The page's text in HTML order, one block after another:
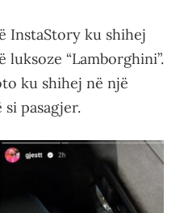
InstaStory ku shihej
“Lamborghini”.
ku shihej në një
si pasagjer.